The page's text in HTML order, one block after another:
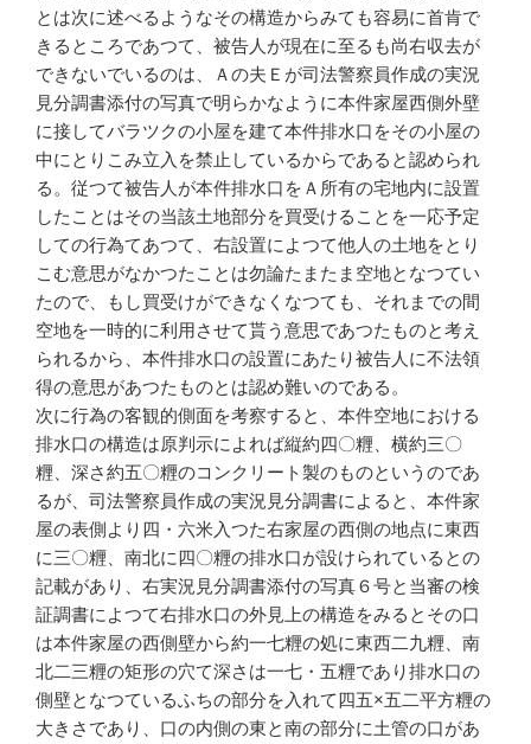
とは次に述べるようなその構造からみても容易に首肯で
きるところであつて、被告人が現在に至るも尚右収去が
できないでいるのは、Ａの夫Ｅが司法警察員作成の実況
見分調書添付の写真で明らかなように本件家屋西側外壁
に接してバラツクの小屋を建て本件排水口をその小屋の
中にとりこみ立入を禁止しているからであると認められ
る。従つて被告人が本件排水口をＡ所有の宅地内に設置
したことはその当該土地部分を買受けることを一応予定
しての行為てあつて、右設置によつて他人の土地をとり
こむ意思がなかつたことは勿論たまたま空地となつてい
たので、もし買受けができなくなつても、それまでの間
空地を一時的に利用させて貰う意思であつたものと考え
られるから、本件排水口の設置にあたり被告人に不法領
得の意思があつたものとは認め難いのである。
次に行為の客観的側面を考察すると、本件空地における
排水口の構造は原判示によれば縦約四〇糎、横約三〇
糎、深さ約五〇糎のコンクリート製のものというのであ
るが、司法警察員作成の実況見分調書によると、本件家
屋の表側より四・六米入つた右家屋の西側の地点に東西
に三〇糎、南北に四〇糎の排水口が設けられているとの
記載があり、右実況見分調書添付の写真６号と当審の検
証調書によつて右排水口の外見上の構造をみるとその口
は本件家屋の西側壁から約一七糎の処に東西二九糎、南
北二三糎の矩形の穴て深さは一七・五糎であり排水口の
側壁となつているふちの部分を入れて四五×五二平方糎の
大きさであり、口の内側の東と南の部分に土管の口があ